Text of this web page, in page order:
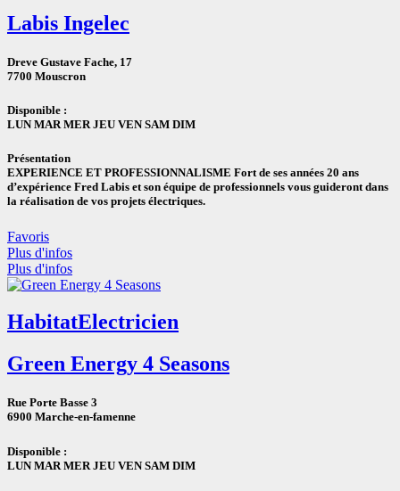
Labis Ingelec
Dreve Gustave Fache, 17
7700 Mouscron
Disponible :
LUN MAR MER JEU VEN SAM DIM
Présentation
EXPERIENCE ET PROFESSIONNALISME Fort de ses années 20 ans
d’expérience Fred Labis et son équipe de professionnels vous guideront dans
la réalisation de vos projets électriques.
Favoris
Plus d'infos
Plus d'infos
HabitatElectricien
Green Energy 4 Seasons
Rue Porte Basse 3
6900 Marche-en-famenne
Disponible :
LUN MAR MER JEU VENSAM DIM